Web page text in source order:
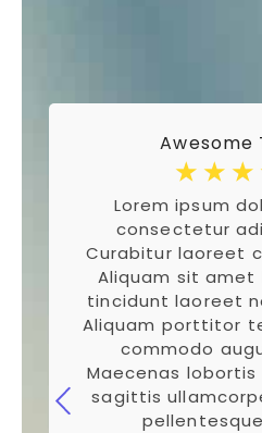
Awesome
☆ ☆ ☆
Lorem ipsum
consectetur
Curabitur laoreet
Aliquam sit
tincidunt laoreet
Aliquam porttitor
commodo
Maecenas
sagittis